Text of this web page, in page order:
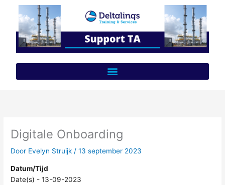
inhoud
Digitale Onboarding
Door Evelyn Struijk /13 september 2023
Datum/Tijd
Date(s) - 13-09-2023